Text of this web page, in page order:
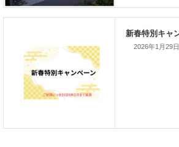
新着のイベント情報
2026年1月29日